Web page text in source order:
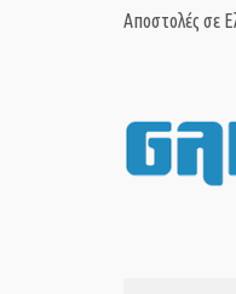
Αποστολές σε